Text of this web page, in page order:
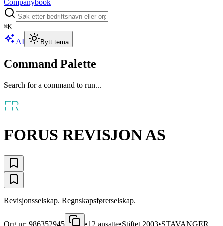
Companybook
⌘K
AI Bytt tema
Command Palette
Search for a command to run...
FORUS REVISJON AS
Revisjonsselskap. Regnskapsførerselskap.
Org.nr: 986352945 •12 ansatte•Stiftet 2003•STAVANGER